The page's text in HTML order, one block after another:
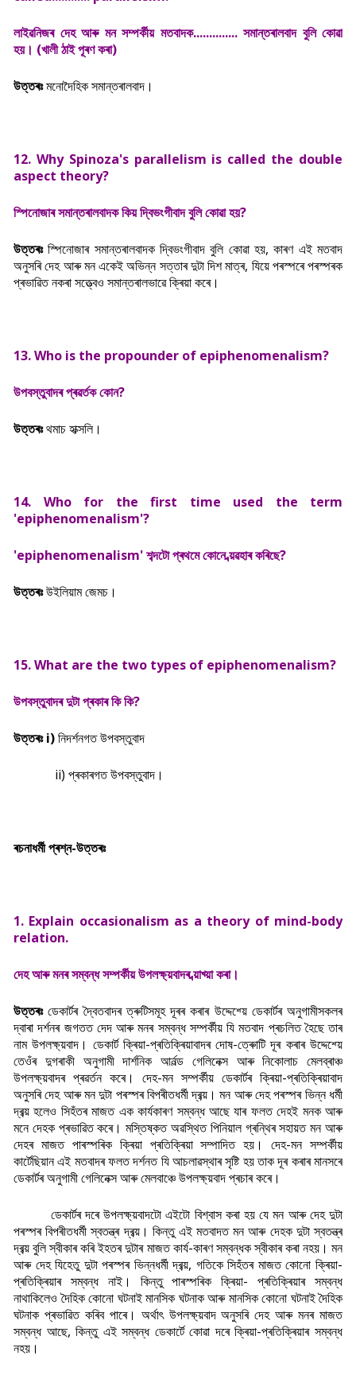
লাইৱনিজৰ দেহ আৰু মন সম্পৰ্কীয় মতবাদক.............. সমান্তৰালবাদ বুলি কোৱা
হয়। (খালী ঠাই পূৰণ কৰা)
উত্তৰঃমনোদৈহিক সমান্তৰালবাদ।
12. Why Spinoza's parallelism is called the double
aspect theory?
স্পিনোজাৰ সমান্তৰালবাদক কিয় দ্বিভংগীবাদ বুলি কোৱা হয়?
উত্তৰঃস্পিনোজাৰ সমান্তৰালবাদক দ্বিভংগীবাদ বুলি কোৱা হয়, কাৰণ এই মতবাদ
অনুসৰি দেহ আৰু মন একেই অভিন্ন সত্তাৰ দুটা দিশ মাত্ৰ, যিয়ে পৰস্পৰে পৰস্পৰক
প্ৰভাৱিত নকৰা সত্ত্বেও সমান্তৰালভাৱে ক্ৰিয়া কৰে।
13. Who is the propounder of epiphenomenalism?
উপবস্তুবাদৰ প্ৰৱৰ্তক কোন?
উত্তৰঃথমাচ হাক্সলি।
14. Who for the first time used the term
'epiphenomenalism'?
'epiphenomenalism' শব্দটো প্ৰথমে কোনে ব্য়ৱহাৰ কৰিছে?
উত্তৰঃউইলিয়াম জেমচ।
15. What are the two types of epiphenomenalism?
উপবস্তুবাদৰ দুটা প্ৰকাৰ কি কি?
উত্তৰঃ i)নিদৰ্শনগত উপবস্তুবাদ
ii) প্ৰকাৰগত উপবস্তুবাদ।
ৰচনাধৰ্মী প্ৰশ্ন-উত্তৰঃ
1. Explain occasionalism as a theory of mind-body
relation.
দেহ আৰু মনৰ সম্বন্ধ সম্পৰ্কীয় উপলক্ষ্য়বাদৰ ব্য়াখ্য়া কৰা।
উত্তৰঃডেকাৰ্টৰ দ্বৈতবাদৰ ত্ৰুটিসমূহ দূৰৰ কৰাৰ উদ্দেশ্য়ে ডেকাৰ্টৰ অনুগামীসকলৰ
দ্বাৰা দৰ্শনৰ জগতত দেদ আৰু মনৰ সম্বন্ধ সম্পৰ্কীয় যি মতবাদ প্ৰচলিত হৈছে তাৰ
নাম উপলক্ষ্য়বাদ। ডেকাৰ্ট ক্ৰিয়া-প্ৰতিক্ৰিয়াবাদৰ দোষ-ত্ৰুোটি দূৰ কৰাৰ উদ্দেশ্য়ে
তেওঁৰ দুগৰাকী অনুগামী দাৰ্শনিক আৰ্নল্ড গেলিনেক্স আৰু নিকোলাচ মেলব্ৰাঞ্চ
উপলক্ষ্য়বাদৰ প্ৰৱৰ্তন কৰে। দেহ-মন সম্পৰ্কীয় ডেকাৰ্টৰ ক্ৰিয়া-প্ৰতিক্ৰিয়াবাদ
অনুসৰি দেহ আৰু মন দুটা পৰস্পৰ বিপৰীতধৰ্মী দ্ৰব্য়। মন আৰু দেহ পৰস্পৰ ভিন্ন ধৰ্মী
দ্ৰব্য় হলেও সিহঁতৰ মাজত এক কাৰ্যকাৰণ সম্বন্ধ আছে যাৰ ফলত দেহই মনক আৰু
মনে দেহক প্ৰভাৱিত কৰে। মস্তিষ্কত অৱস্থিত পিনিয়াল গ্ৰন্থিৰ সহায়ত মন আৰু
দেহৰ মাজত পাৰস্পৰিক ক্ৰিয়া প্ৰতিক্ৰিয়া সম্পাদিত হয়। দেহ-মন সম্পৰ্কীয়
কাৰ্টেছিয়ান এই মতবাদৰ ফলত দৰ্শনত যি আচলাৱস্থাৰ সৃষ্টি হয় তাক দূৰ কৰাৰ মানসৰে
ডেকাৰ্টৰ অনুগামী গেলিনেক্স আৰু মেলবাঞ্চে উপলক্ষ্য়বাদ প্ৰচাৰ কৰে।
ডেকাৰ্টৰ দৰে উপলক্ষ্য়বাদটো এইটো বিশ্বাস কৰা হয় যে মন আৰু দেহ দুটা
পৰস্পৰ বিপৰীতধৰ্মী স্বতন্ত্ৰ দ্ৰব্য়। কিন্তু এই মতবাদত মন আৰু দেহক দুটা স্বতন্ত্ৰ
দ্ৰব্য় বুলি স্বীকাৰ কৰি ইহতৰ দুটাৰ মাজত কাৰ্য-কাৰণ সম্বন্ধক স্বীকাৰ কৰা নহয়। মন
আৰু দেহ যিহেতু দুটা পৰস্পৰ ভিন্নধৰ্মী দ্ৰব্য়, গতিকে সিহঁতৰ মাজত কোনো ক্ৰিয়া-
প্ৰতিক্ৰিয়াৰ সম্বন্ধ নাই। কিন্তু পাৰস্পৰিক ক্ৰিয়া- প্ৰতিক্ৰিয়াৰ সম্বন্ধ
নাথাকিলেও দৈহিক কোনো ঘটনাই মানসিক ঘটনাক আৰু মানসিক কোনো ঘটনাই দৈহিক
ঘটনাক প্ৰভাৱিত কৰিব পাৰে। অৰ্থাৎ উপলক্ষ্য়বাদ অনুসৰি দেহ আৰু মনৰ মাজত
সম্বন্ধ আছে, কিন্তু এই সম্বন্ধ ডেকাৰ্টে কোৱা দৰে ক্ৰিয়া-প্ৰতিক্ৰিয়াৰ সম্বন্ধ
নহয়।